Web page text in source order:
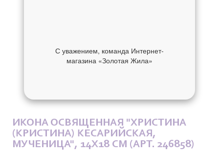
ИКОНА ОСВЯЩЕННАЯ "ХРИСТИНА
(КРИСТИНА) КЕСАРИЙСКАЯ,
МУЧЕНИЦА", 14X18 СМ (АРТ. 246858)
С уважением, команда Интернет-
магазина «Золотая Жила»